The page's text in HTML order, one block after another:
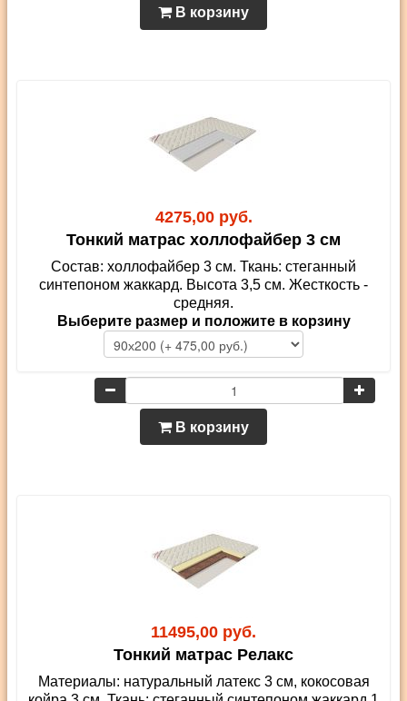
В корзину
4275,00 руб.
Тонкий матрас холлофайбер 3 см
Состав: холлофайбер 3 см. Ткань: стеганный
синтепоном жаккард. Высота 3,5 см. Жесткость -
средняя.
Выберите размер и положите в корзину
В корзину
11495,00 руб.
Тонкий матрас Релакс
Материалы: натуральный латекс 3 см, кокосовая